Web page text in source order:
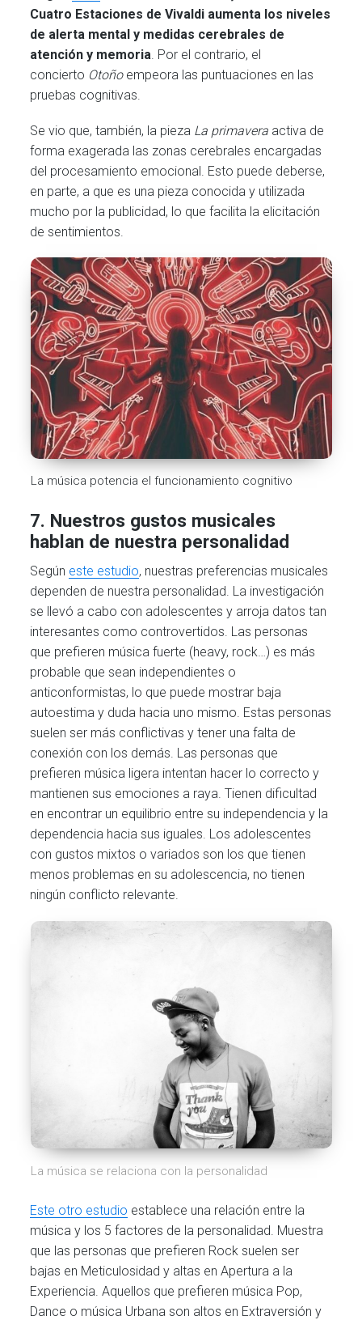
Cuatro Estaciones de Vivaldi aumenta los niveles
de alerta mental y medidas cerebrales de
atención y memoria. Por el contrario, el
concierto Otoño empeora las puntuaciones en las
pruebas cognitivas.
Se vio que, también, la pieza La primavera activa de
forma exagerada las zonas cerebrales encargadas
del procesamiento emocional. Esto puede deberse,
en parte, a que es una pieza conocida y utilizada
mucho por la publicidad, lo que facilita la elicitación
de sentimientos.
La música potencia el funcionamiento cognitivo
7. Nuestros gustos musicales
hablan de nuestra personalidad
Según este estudio, nuestras preferencias musicales
dependen de nuestra personalidad. La investigación
se llevó a cabo con adolescentes y arroja datos tan
interesantes como controvertidos. Las personas
que prefieren música fuerte (heavy, rock…) es más
probable que sean independientes o
anticonformistas, lo que puede mostrar baja
autoestima y duda hacia uno mismo. Estas personas
suelen ser más conflictivas y tener una falta de
conexión con los demás. Las personas que
prefieren música ligera intentan hacer lo correcto y
mantienen sus emociones a raya. Tienen dificultad
en encontrar un equilibrio entre su independencia y la
dependencia hacia sus iguales. Los adolescentes
con gustos mixtos o variados son los que tienen
menos problemas en su adolescencia, no tienen
ningún conflicto relevante.
La música se relaciona con la personalidad
Este otro estudio establece una relación entre la
música y los 5 factores de la personalidad. Muestra
que las personas que prefieren Rock suelen ser
bajas en Meticulosidad y altas en Apertura a la
Experiencia. Aquellos que prefieren música Pop,
Dance o música Urbana son altos en Extraversión y